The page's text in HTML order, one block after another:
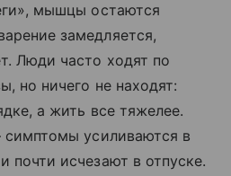
мышцы остаются
замедляется,
Люди часто ходят по
но ничего не находят:
а жить все тяжелее.
симптомы усиливаются в
почти исчезают в отпуске.